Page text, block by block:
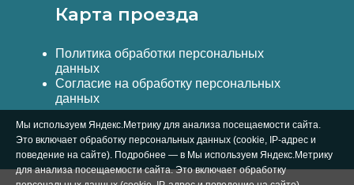
Карта проезда
Политика обработки персональных
данных
Согласие на обработку персональных
данных
Мы используем Яндекс.Метрику для анализа посещаемости сайта.
Это включает обработку персональных данных (cookie, IP-адрес и
поведение на сайте). Подробнее — в Мы используем Яндекс.Метрику
для анализа посещаемости сайта. Это включает обработку